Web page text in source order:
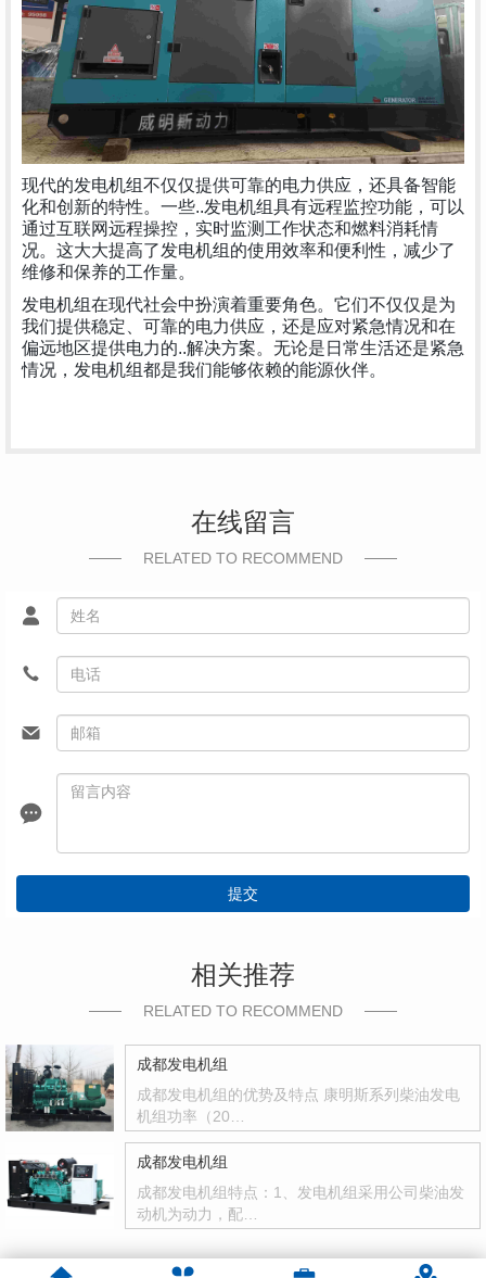
现代的发电机组不仅仅提供可靠的电力供应，还具备智能
化和创新的特性。一些..发电机组具有远程监控功能，可以
通过互联网远程操控，实时监测工作状态和燃料消耗情
况。这大大提高了发电机组的使用效率和便利性，减少了
维修和保养的工作量。
发电机组在现代社会中扮演着重要角色。它们不仅仅是为
我们提供稳定、可靠的电力供应，还是应对紧急情况和在
偏远地区提供电力的..解决方案。无论是日常生活还是紧急
情况，发电机组都是我们能够依赖的能源伙伴。
在线留言
RELATED TO RECOMMEND
提交
相关推荐
RELATED TO RECOMMEND
成都发电机组
成都发电机组的优势及特点 康明斯系列柴油发电
机组功率（20…
成都发电机组
成都发电机组特点：1、发电机组采用公司柴油发
动机为动力，配…